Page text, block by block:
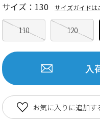
110 120
サイズ：130 サイズガイドは
入
お気に入りに追加す